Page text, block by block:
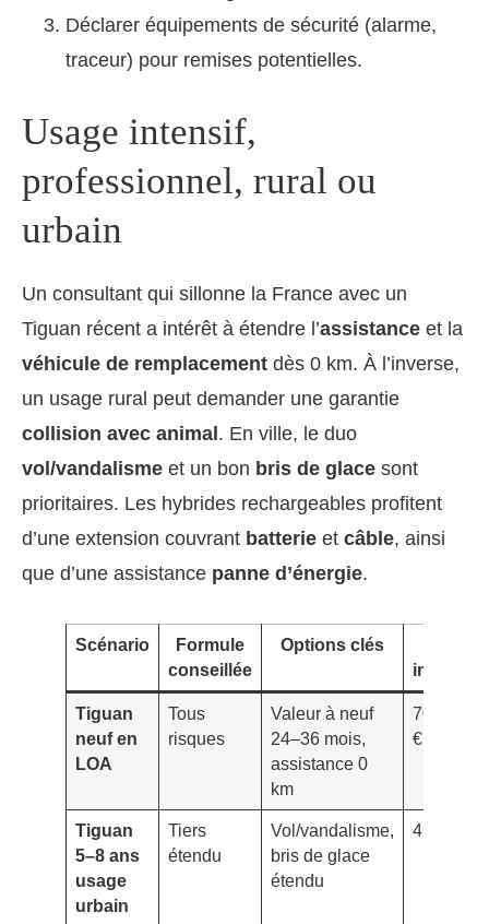
Déclarer équipements de sécurité (alarme,
traceur) pour remises potentielles.
Usage intensif,
professionnel, rural ou
urbain
Un consultant qui sillonne la France avec un
Tiguan récent a intérêt à étendre l’assistance et la
véhicule de remplacement dès 0 km. À l’inverse,
un usage rural peut demander une garantie
collision avec animal . En ville, le duo
vol/vandalisme et un bon bris de glace sont
prioritaires. Les hybrides rechargeables profitent
d’une extension couvrant batterie et câble, ainsi
que d’une assistance panne d’énergie.
Scénario
Formule
conseillée
Options clés
indicatif/
Tiguan
neuf en
LOA
Tous
risques
Valeur à neuf
24–36 mois,
assistance 0
km
700–1
€
Tiguan
5–8 ans
usage
urbain
Tiers
étendu
Vol/vandalisme,
bris de glace
étendu
450–700